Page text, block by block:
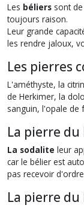
Les béliers sont de
toujours raison.
Leur grande
les rendre jaloux,
Les pierres
L'améthyste, la
de Herkimer, la
sanguin, l'opale de
La pierre
La sodalite leur
car le bélier est
pas recevoir
La pierre